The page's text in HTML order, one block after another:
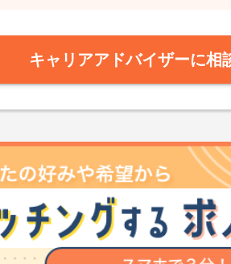
キャリアアドバイザーに相